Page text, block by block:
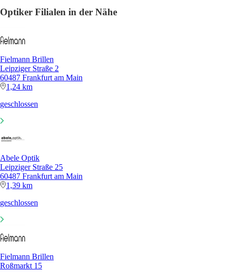
Optiker Filialen in der Nähe
Fielmann Brillen
Leipziger Straße 2
60487 Frankfurt am Main
1,24 km
geschlossen
Abele Optik
Leipziger Straße 25
60487 Frankfurt am Main
1,39 km
geschlossen
Fielmann Brillen
Roßmarkt 15